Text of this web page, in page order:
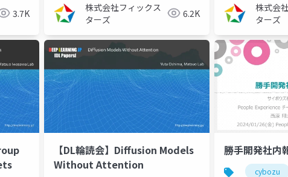
3.7K
株式会社フィックス
ターズ
6.2K
株式会
ターズ
【DL輪読会】Diffusion Models
Without Attention
勝手開発社内
cybozu